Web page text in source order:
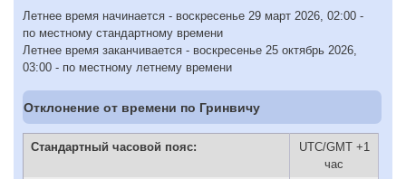
Летнее время начинается - воскресенье 29 март 2026, 02:00 -
по местному стандартному времени
Летнее время заканчивается - воскресенье 25 октябрь 2026,
03:00 - по местному летнему времени
Отклонение от времени по Гринвичу
Стандартный часовой пояс:
UTC/GMT +1
час